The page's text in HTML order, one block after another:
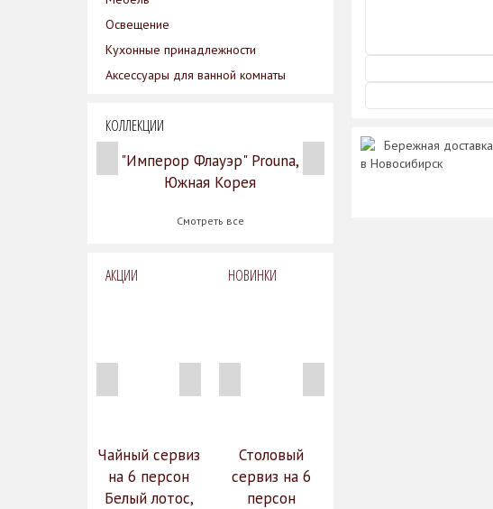
Бережная доставка
в Новосибирск
Освещение
Кухонные принадлежности
Аксессуары для ванной комнаты
КОЛЛЕКЦИИ
"Имперор Флауэр" Prouna,
Южная Корея
Смотреть все
АКЦИИ
Чайный сервиз
на 6 персон
Белый лотос,
НОВИНКИ
Столовый
сервиз на 6
персон